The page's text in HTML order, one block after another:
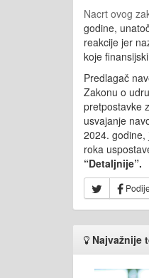
Nacrt ovog
godine,
reakcije jer
koje
Predlagač
Zakonu o
pretpostavke
usvajanje
2024. godine,
roka
“Detaljnije”.
Najvažnije